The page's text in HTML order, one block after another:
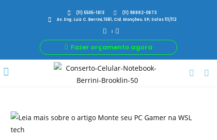
(11) 5505-1813
(11) 98882-0873
Av. Eng. Luiz C. Berrini, 1681, Cid. Monções, SP, Salas 111/112
Fazer orçamento agora